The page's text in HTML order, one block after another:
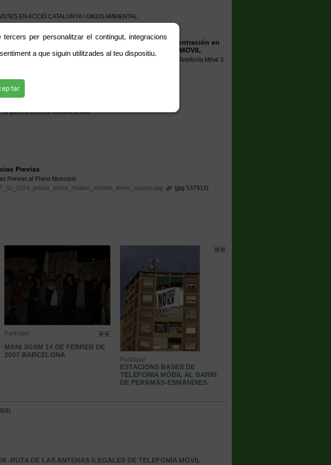
EN ACCIÓ CATALUNYA i OIKOS AMBIENTAL.
foto para ver álbum Picasa - 3 de Julio de 2008 Concentración en
PELIGRO DE LAS ANTENAS BASE DE TELEFONIA MOVIL
temporada 2007-2008 -en contra las radiaciones de la Telefonía Móvil 3
la galeria fes click damunt la foto.
Previas
Previas al Plano Muncipal
7_11_2024_previa_pleno_mataro_montse_ferrer_okupes.jpg (jpg 537913)
Participa!
MANI 3GSM 14 DE FEBRER DE
2007 BARCELONA
Participa!
ESTACIONS BASES DE
TELEFONIA MÒBIL AL BARRI
DE PERAMÀS-ESMANDIES
-RUTA DE LAS ANTENAS ILEGALES DE TELEFONÍA MÓVIL
per personalitzar el contingut, integracions
a que siguin utilitzades al teu dispositiu.